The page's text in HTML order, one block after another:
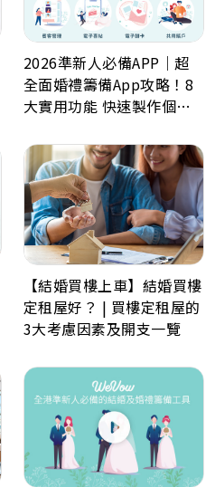
2026準新人必備APP｜超
全面婚禮籌備App攻略！8
大實用功能 快速製作個人
數日程表、預算表、婚禮商
戶一鍵查詢
【結婚買樓上車】結婚買樓
定租屋好？ | 買樓定租屋的
3大考慮因素及開支一覽